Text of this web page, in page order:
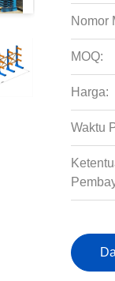
Nomor
MOQ:
Harga:
Waktu